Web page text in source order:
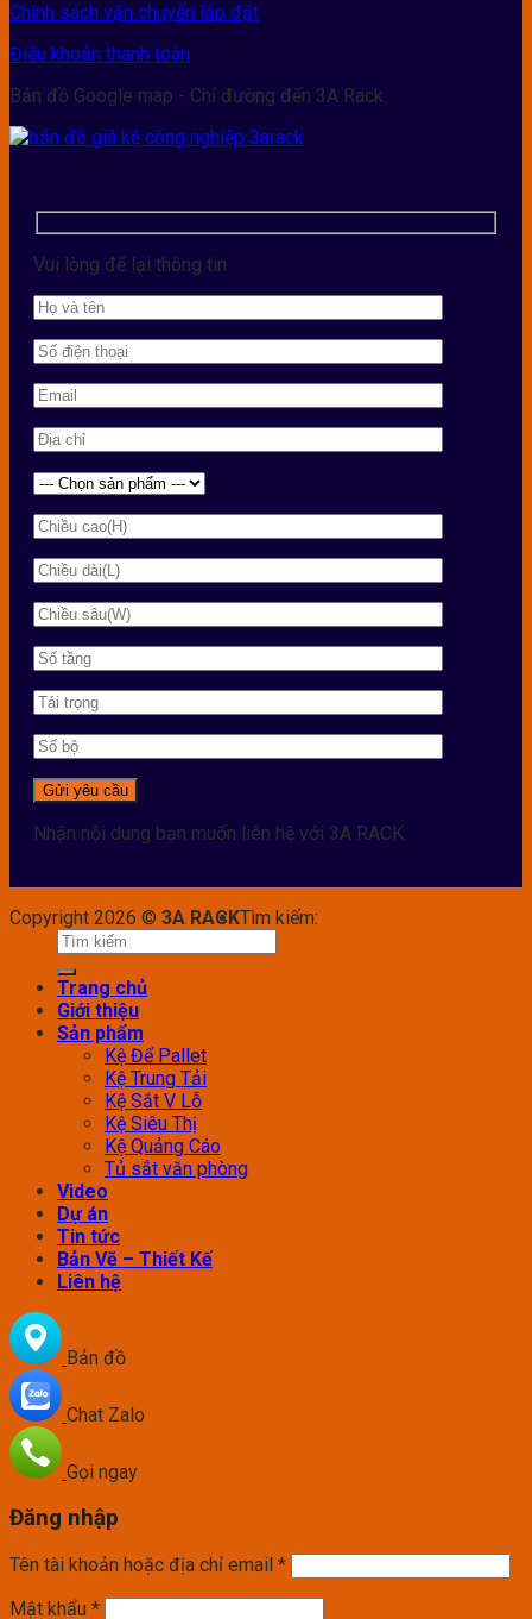
Chính sách vận chuyển lắp đặt
Điều khoản thanh toán
Bản đồ Google map - Chỉ đường đến 3A Rack
Vui lòng để lại thông tin
Nhận nội dung bạn muốn liên hệ với 3A RACK
Copyright 2026 © 3A RACKTìm kiếm:
Trang chủ
Giới thiệu
Sản phẩm
Kệ Để Pallet
Kệ Trung Tải
Kệ Sắt V Lỗ
Kệ Siêu Thị
Kệ Quảng Cáo
Tủ sắt văn phòng
Video
Dự án
Tin tức
Bản Vẽ – Thiết Kế
Liên hệ
Bản đồ
Chat Zalo
Gọi ngay
Đăng nhập
Tên tài khoản hoặc địa chỉ email *
Mật khẩu *